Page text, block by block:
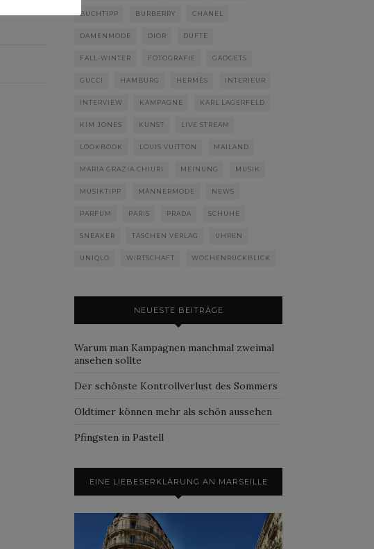
BUCHTIPP BURBERRY CHANEL
DAMENMODE DIOR DÜFTE
FALL-WINTER FOTOGRAFIE GADGETS
GUCCI HAMBURG HERMÈS INTERIEUR
INTERVIEW KAMPAGNE KARL LAGERFELD
KIM JONES KUNST LIVE STREAM
LOOKBOOK LOUIS VUITTON MAILAND
MARIA GRAZIA CHIURI MEINUNG MUSIK
MUSIKTIPP MÄNNERMODE NEWS
PARFUM PARIS PRADA SCHUHE
SNEAKER TASCHEN VERLAG UHREN
UNIQLO WIRTSCHAFT WOCHENRÜCKBLICK
NEUESTE BEITRÄGE
Warum man Kampagnen manchmal zweimal
ansehen sollte
Der schönste Kontrollverlust des Sommers
Oldtimer können mehr als schön aussehen
Pfingsten in Pastell
EINE LIEBESERKLÄRUNG AN MARSEILLE